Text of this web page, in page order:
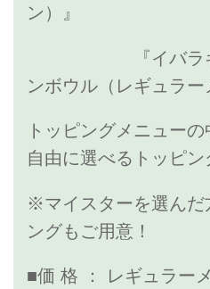
ン）』
『イバラキン
ンボウル（レギュラー
トッピングメニュー
自由に選べるトッピン
※マイスターを選んだ
ングもご用意！
■価 格 ： レギュラー